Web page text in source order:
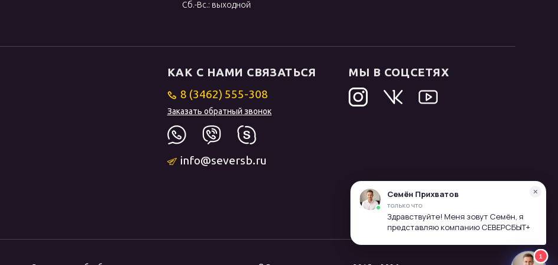
Сб.-Вс.: выходной
КАК С НАМИ СВЯЗАТЬСЯ
8 (3462) 555-308
Заказать обратный звонок
info@seversb.ru
МЫ В СОЦСЕТЯХ